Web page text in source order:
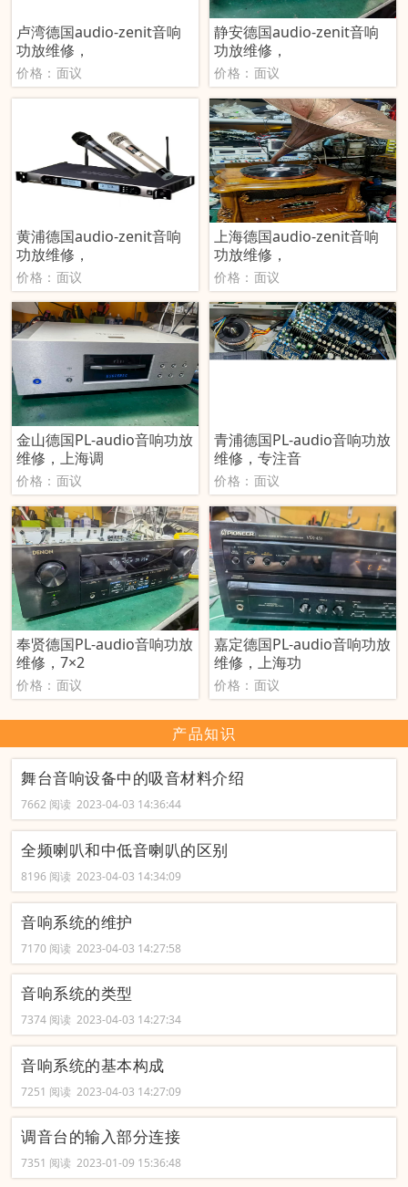
卢湾德国audio-zenit音响
功放维修，
价格：面议
静安德国audio-zenit音响
功放维修，
价格：面议
黄浦德国audio-zenit音响
功放维修，
价格：面议
上海德国audio-zenit音响
功放维修，
价格：面议
金山德国PL-audio音响功放
维修，上海调
价格：面议
青浦德国PL-audio音响功放
维修，专注音
价格：面议
奉贤德国PL-audio音响功放
维修，7×2
价格：面议
嘉定德国PL-audio音响功放
维修，上海功
价格：面议
产品知识
舞台音响设备中的吸音材料介绍
7662 阅读 2023-04-03 14:36:44
全频喇叭和中低音喇叭的区别
8196 阅读 2023-04-03 14:34:09
音响系统的维护
7170 阅读 2023-04-03 14:27:58
音响系统的类型
7374 阅读 2023-04-03 14:27:34
音响系统的基本构成
7251 阅读 2023-04-03 14:27:09
调音台的输入部分连接
7351 阅读 2023-01-09 15:36:48